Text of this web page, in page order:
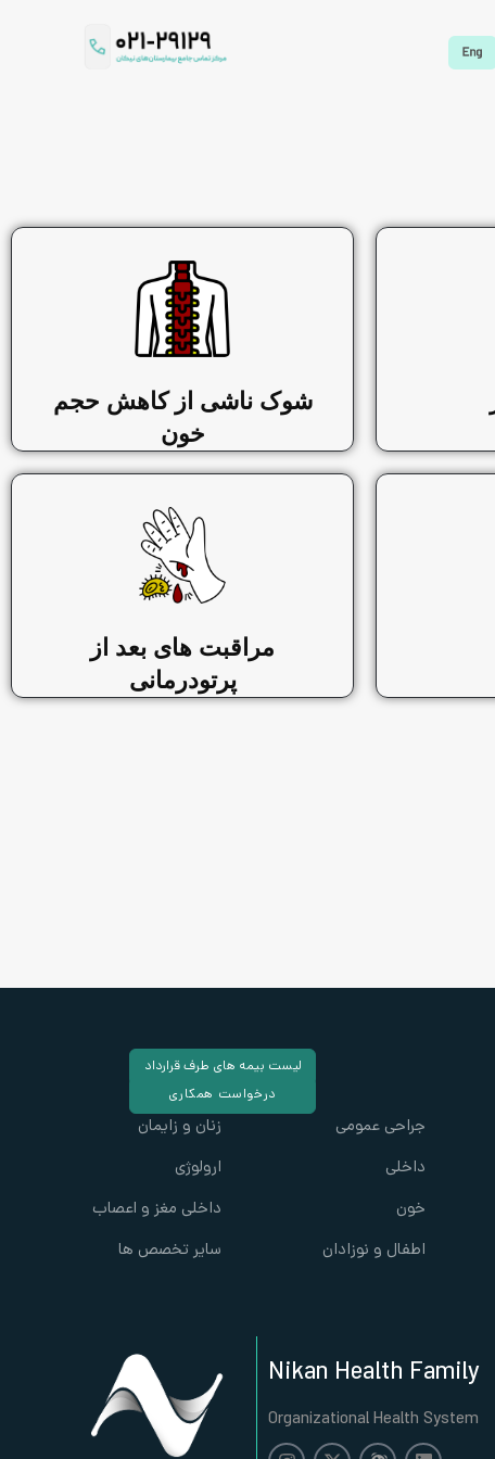
شوک ناشی از کاهش حجم
خون
مراقبت های بعد از
پرتودرمانی
لیست بیمه های طرف قرارداد
درخواست همکاری
جراحی عمومی
داخلی
خون
اطفال و نوزادان
زنان و زایمان
ارولوژی
داخلی مغز و اعصاب
سایر تخصص ها
Nikan Health Family
Organizational Health System